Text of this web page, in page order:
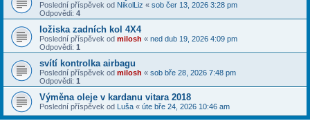
Poslední příspěvek od NikolLiz « sob čer 13, 2026 3:28 pm
Odpovědi: 4
ložiska zadních kol 4X4
Poslední příspěvek od milosh « ned dub 19, 2026 4:09 pm
Odpovědi: 1
svítí kontrolka airbagu
Poslední příspěvek od milosh « sob bře 28, 2026 7:48 pm
Odpovědi: 1
Výměna oleje v kardanu vitara 2018
Poslední příspěvek od Luša « úte bře 24, 2026 10:46 am